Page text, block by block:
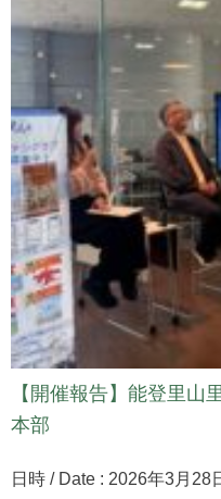
【開催報告】能登里山
本部
日時 / Date : 2026年3月28